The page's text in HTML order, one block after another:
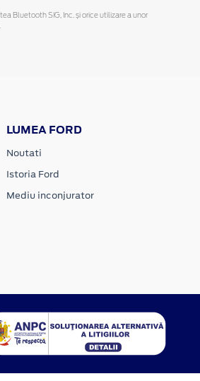
Bluetooth SIG, Inc. și orice utilizare a unor
LUMEA FORD
Noutati
Istoria Ford
Mediu inconjurator